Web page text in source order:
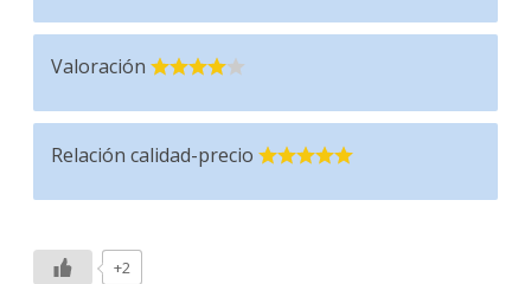
Valoración
Relación calidad-precio
+2